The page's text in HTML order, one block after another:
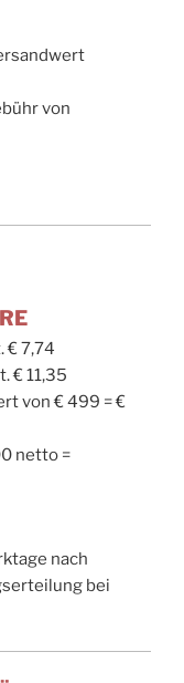
von
€ 7,74
€ 11,35
von € 499 = €
netto =
nach
bei